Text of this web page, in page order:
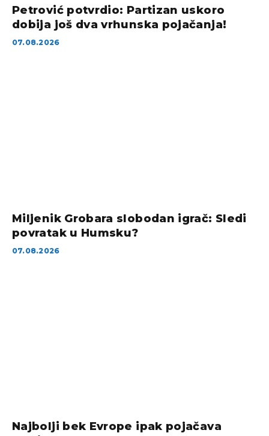
Petrović potvrdio: Partizan uskoro
dobija još dva vrhunska pojačanja!
07.08.2026
Miljenik Grobara slobodan igrač: Sledi
povratak u Humsku?
07.08.2026
Najbolji bek Evrope ipak pojačava